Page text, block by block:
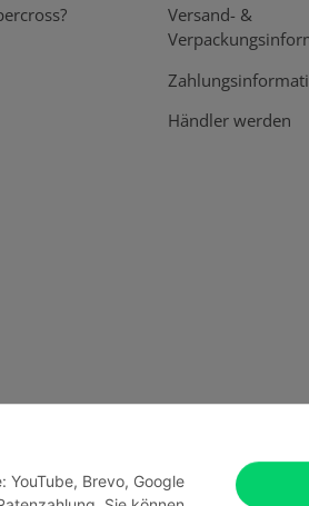
YouTube, Brevo, Google
Versand- &
Händler werden